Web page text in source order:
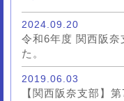
2024.09.20
令和6年度 関西阪奈
た。
2019.06.03
【関西阪奈支部】